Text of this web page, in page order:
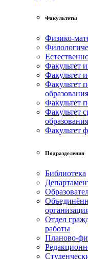
Факультеты
Физико-
Факультет
Факультет
Факультет
образования
Факультет
Факультет
образования
Факультет
Подразделения
Библиотека
Отдел
работы
Планово-